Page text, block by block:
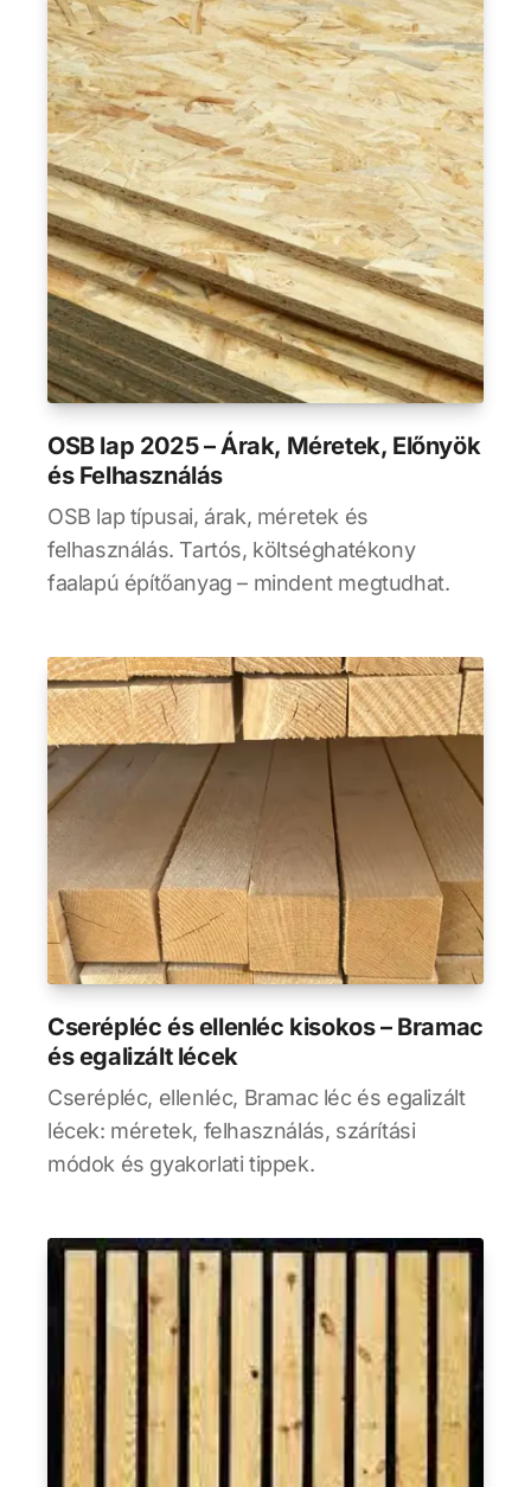
OSB lap 2025 – Árak, Méretek, Előnyök
és Felhasználás
OSB lap típusai, árak, méretek és
felhasználás. Tartós, költséghatékony
faalapú építőanyag – mindent megtudhat.
Cserépléc és ellenléc kisokos – Bramac
és egalizált lécek
Cserépléc, ellenléc, Bramac léc és egalizált
lécek: méretek, felhasználás, szárítási
módok és gyakorlati tippek.